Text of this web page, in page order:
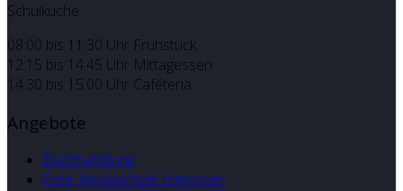
Schulküche
08:00 bis 11:30 Uhr Frühstück
12:15 bis 14:45 Uhr Mittagessen
14.30 bis 15.00 Uhr Caféteria
Angebote
Buchhandlung
Freie Musikschule Hannover